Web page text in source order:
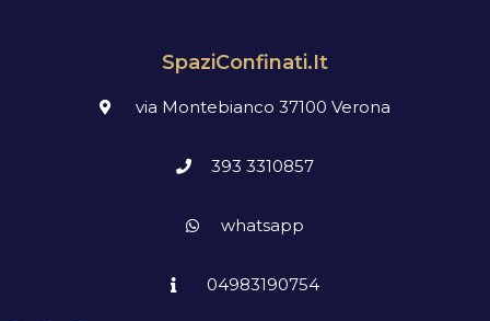
SpaziConfinati.it
via Montebianco 37100 Verona
393 3310857
whatsapp
04983190754